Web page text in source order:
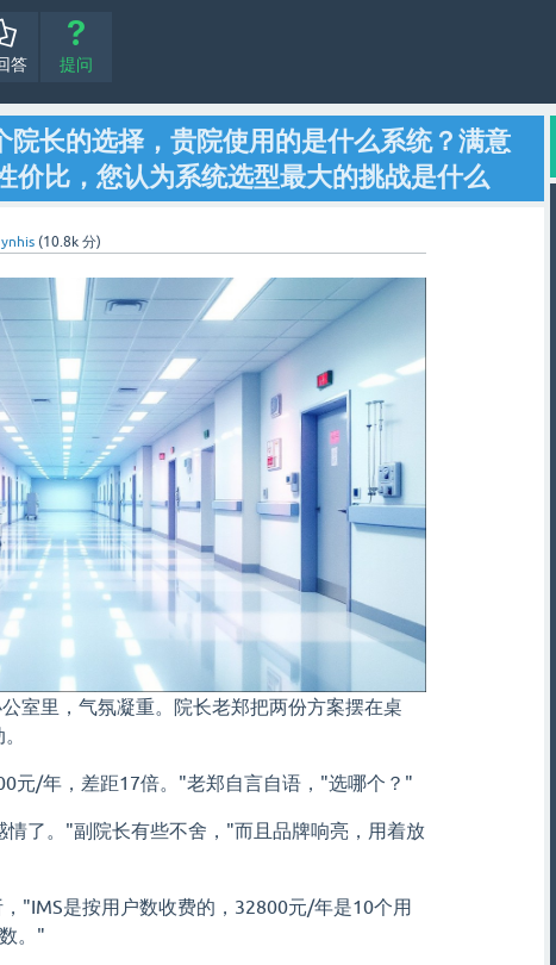
答 提问
长的选择，贵院使用的是什么系统？满意
价比，您认为系统选型最大的挑战是什么
ynhis (10.8k 分)
室里，气氛凝重。院长老郑把两份方案摆在桌
元/年，差距17倍。"老郑自言自语，"选哪个？"
了。"副院长有些不舍，"而且品牌响亮，用着放
"IMS是按用户数收费的，32800元/年是10个用
。"